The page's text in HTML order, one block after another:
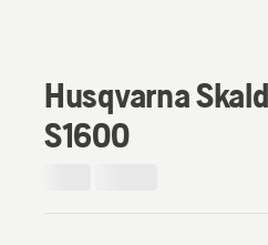
Husqvarna
S1600